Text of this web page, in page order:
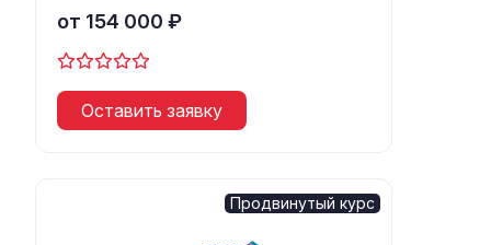
от 154 000 ₽
Оставить заявку
Продвинутый курс